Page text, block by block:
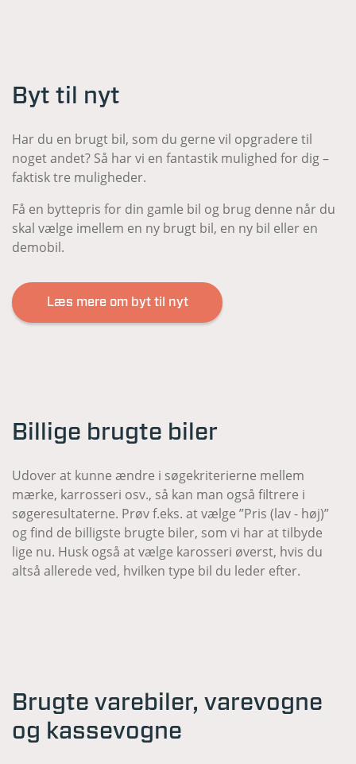
Byt til nyt
Har du en brugt bil, som du gerne vil opgradere til
noget andet? Så har vi en fantastik mulighed for dig –
faktisk tre muligheder.
Få en byttepris for din gamle bil og brug denne når du
skal vælge imellem en ny brugt bil, en ny bil eller en
demobil.
Læs mere om byt til nyt
Billige brugte biler
Udover at kunne ændre i søgekriterierne mellem
mærke, karrosseri osv., så kan man også filtrere i
søgeresultaterne. Prøv f.eks. at vælge ”Pris (lav - høj)”
og find de billigste brugte biler, som vi har at tilbyde
lige nu. Husk også at vælge karosseri øverst, hvis du
altså allerede ved, hvilken type bil du leder efter.
Brugte varebiler, varevogne
og kassevogne